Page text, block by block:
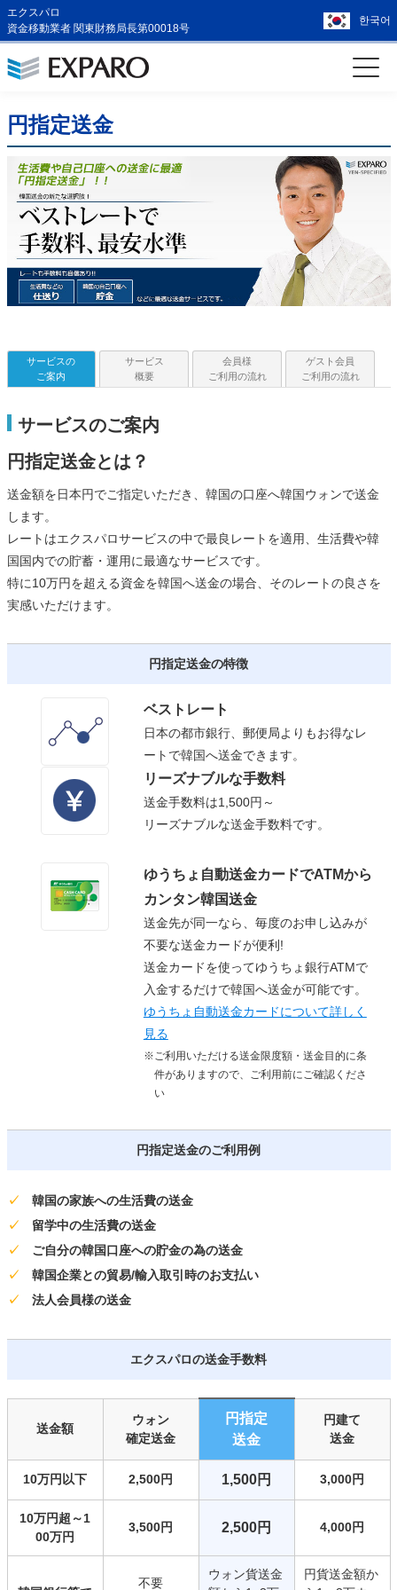
エクスパロ
資金移動業者 関東財務局長第00018号
한국어
円指定送金
サービスの
ご案内
サービス
概要
会員様
ご利用の流れ
ゲスト会員
ご利用の流れ
サービスのご案内
円指定送金とは？
送金額を日本円でご指定いただき、韓国の口座へ韓国ウォンで送金
します。
レートはエクスパロサービスの中で最良レートを適用、生活費や韓
国国内での貯蓄・運用に最適なサービスです。
特に10万円を超える資金を韓国へ送金の場合、そのレートの良さを
実感いただけます。
円指定送金の特徴
ベストレート
日本の都市銀行、郵便局よりもお得なレ
ートで韓国へ送金できます。
リーズナブルな手数料
送金手数料は1,500円～
リーズナブルな送金手数料です。
ゆうちょ自動送金カードでATMから
カンタン韓国送金
送金先が同一なら、毎度のお申し込みが
不要な送金カードが便利!
送金カードを使ってゆうちょ銀行ATMで
入金するだけで韓国へ送金が可能です。
ゆうちょ自動送金カードについて詳しく
見る
※ご利用いただける送金限度額・送金目的に条
件がありますので、ご利用前にご確認くださ
い
円指定送金のご利用例
✓ 韓国の家族への生活費の送金
✓ 留学中の生活費の送金
✓ ご自分の韓国口座への貯金の為の送金
✓ 韓国企業との貿易/輸入取引時のお支払い
✓ 法人会員様の送金
エクスパロの送金手数料
送金額
ウォン
確定送金
円指定
送金
円建て
送金
10万円以下 2,500円 1,500円 3,000円
10万円超～1
00万円
3,500円 2,500円 4,000円
不要
ウォン貨送金
円貨送金額か